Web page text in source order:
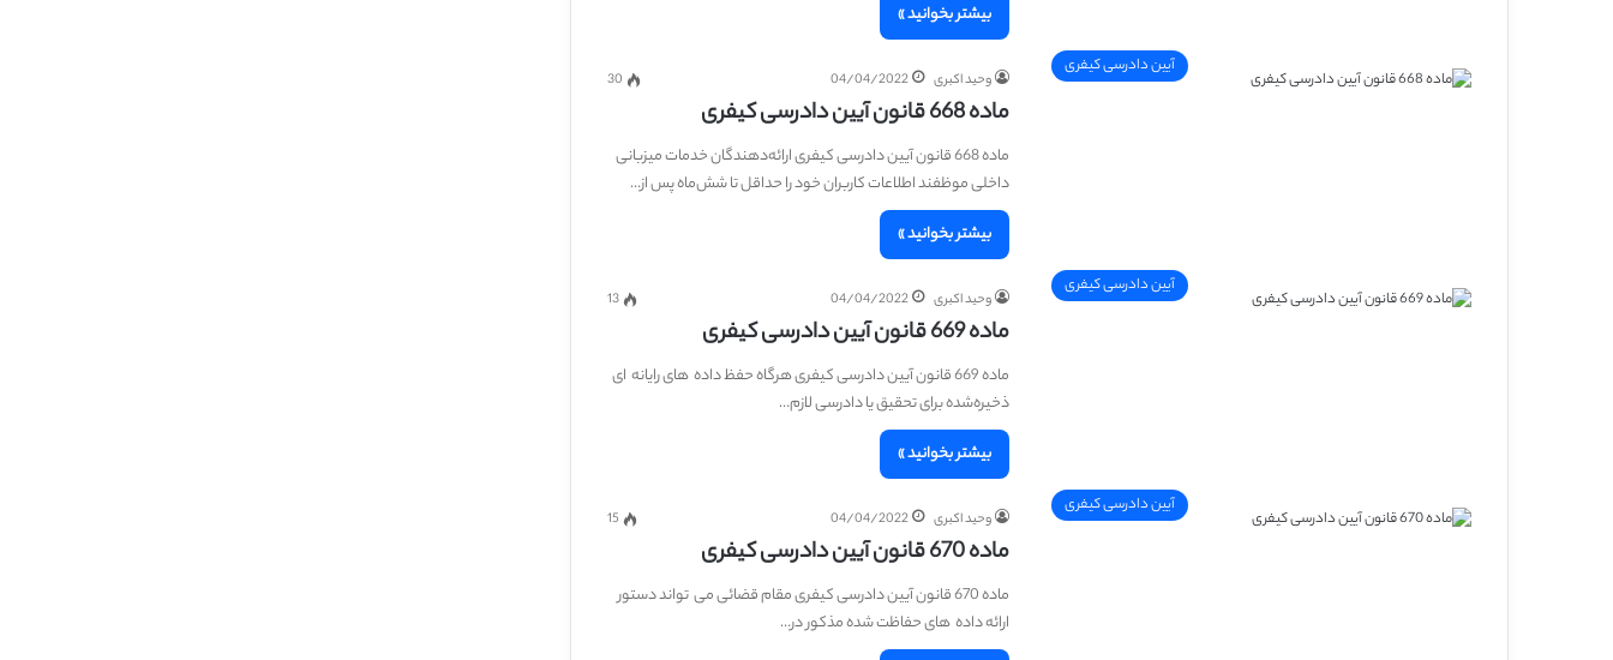
بیشتر بخوانید »
آیین دادرسی کیفری
وحید اکبری 04/04/2022
30
ماده 668 قانون آیین دادرسی کیفری
ماده 668 قانون آیین دادرسی کیفری ارائه‌دهندگان خدمات میزبانی
داخلی موظفند اطلاعات کاربران خود را حداقل تا شش‌ماه پس از…
بیشتر بخوانید »
آیین دادرسی کیفری
وحید اکبری 04/04/2022
13
ماده 669 قانون آیین دادرسی کیفری
ماده 669 قانون آیین دادرسی کیفری هرگاه حفظ داده ‎ های رایانه ‎ ای
ذخیره‌شده برای تحقیق یا دادرسی لازم…
بیشتر بخوانید »
آیین دادرسی کیفری
وحید اکبری 04/04/2022
15
ماده 670 قانون آیین دادرسی کیفری
ماده 670 قانون آیین دادرسی کیفری مقام قضائی می ‎ تواند دستور
ارائه داده ‎ های حفاظت شده مذکور در…